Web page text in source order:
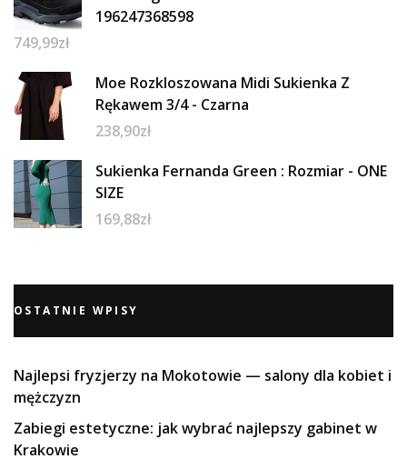
196247368598
749,99zł
Moe Rozkloszowana Midi Sukienka Z
Rękawem 3/4 - Czarna
238,90zł
Sukienka Fernanda Green : Rozmiar - ONE
SIZE
169,88zł
OSTATNIE WPISY
Najlepsi fryzjerzy na Mokotowie — salony dla kobiet i
mężczyzn
Zabiegi estetyczne: jak wybrać najlepszy gabinet w
Krakowie